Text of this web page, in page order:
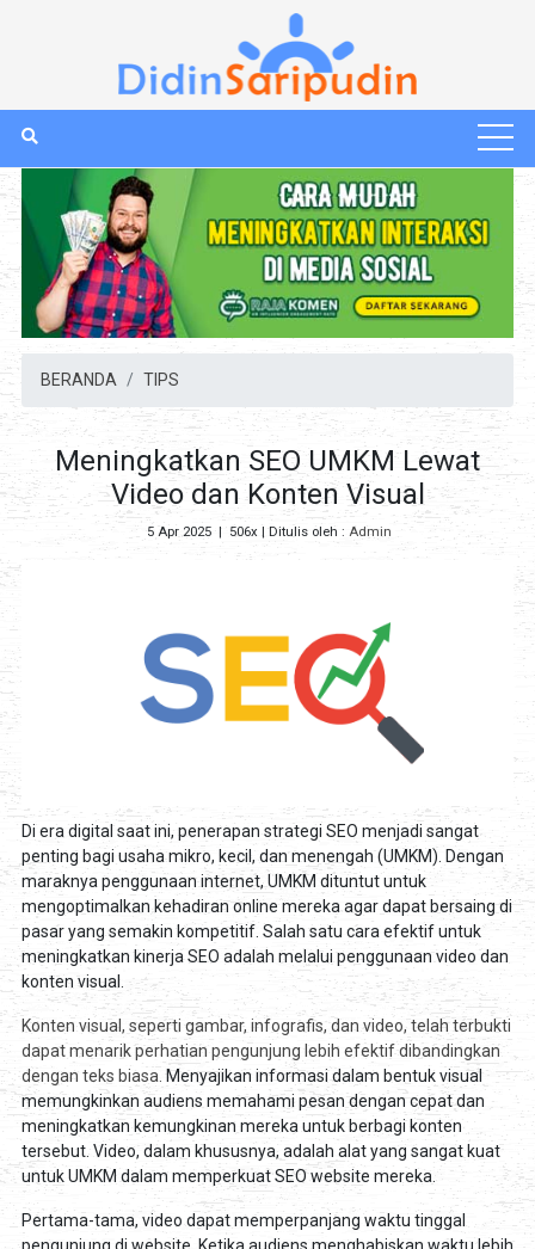
BERANDA TIPS
Meningkatkan SEO UMKM Lewat
Video dan Konten Visual
5 Apr 2025| 506x | Ditulis oleh : Admin
Di era digital saat ini, penerapan strategi SEO menjadi sangat
penting bagi usaha mikro, kecil, dan menengah (UMKM). Dengan
maraknya penggunaan internet, UMKM dituntut untuk
mengoptimalkan kehadiran online mereka agar dapat bersaing di
pasar yang semakin kompetitif. Salah satu cara efektif untuk
meningkatkan kinerja SEO adalah melalui penggunaan video dan
konten visual.
Konten visual, seperti gambar, infografis, dan video, telah terbukti
dapat menarik perhatian pengunjung lebih efektif dibandingkan
dengan teks biasa. Menyajikan informasi dalam bentuk visual
memungkinkan audiens memahami pesan dengan cepat dan
meningkatkan kemungkinan mereka untuk berbagi konten
tersebut. Video, dalam khususnya, adalah alat yang sangat kuat
untuk UMKM dalam memperkuat SEO website mereka.
Pertama-tama, video dapat memperpanjang waktu tinggal